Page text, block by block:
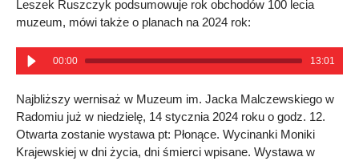
Leszek Ruszczyk podsumowuje rok obchodów 100 lecia
muzeum, mówi także o planach na 2024 rok:
00:00 13:01
Najbliższy wernisaż w Muzeum im. Jacka Malczewskiego w
Radomiu już w niedzielę, 14 stycznia 2024 roku o godz. 12.
Otwarta zostanie wystawa pt: Płonące. Wycinanki Moniki
Krajewskiej w dni życia, dni śmierci wpisane. Wystawa w